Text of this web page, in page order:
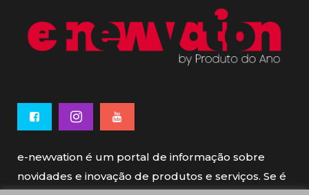
e-newvation é um portal de informação sobre
novidades e inovação de produtos e serviços. Se é